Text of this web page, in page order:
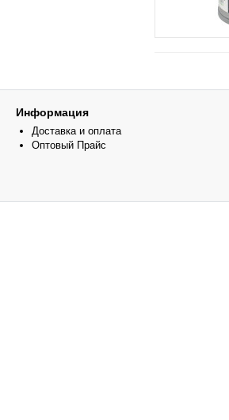
Информация
Доставка и оплата
Оптовый Прайс